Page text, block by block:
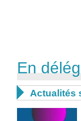
En
 Actualités